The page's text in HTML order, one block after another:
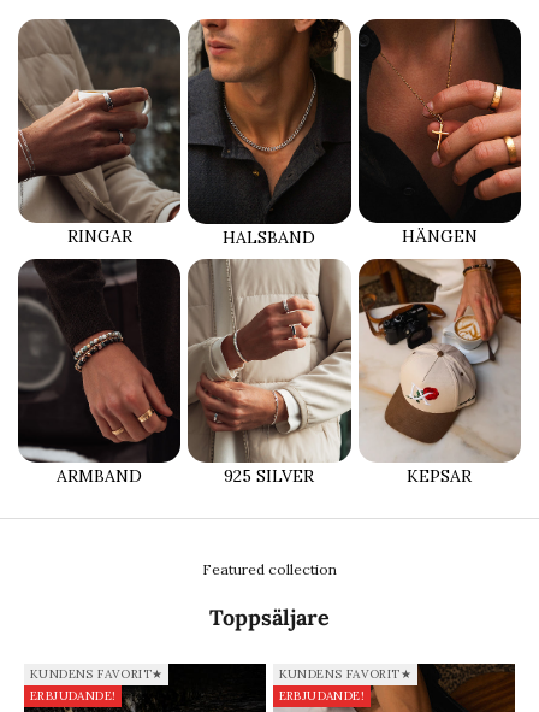
RINGAR HALSBAND HÄNGEN
ARMBAND 925 SILVER KEPSAR
Featured collection
Toppsäljare
KUNDENS FAVORIT★
ERBJUDANDE!
KUNDENS FAVORIT★
ERBJUDANDE!